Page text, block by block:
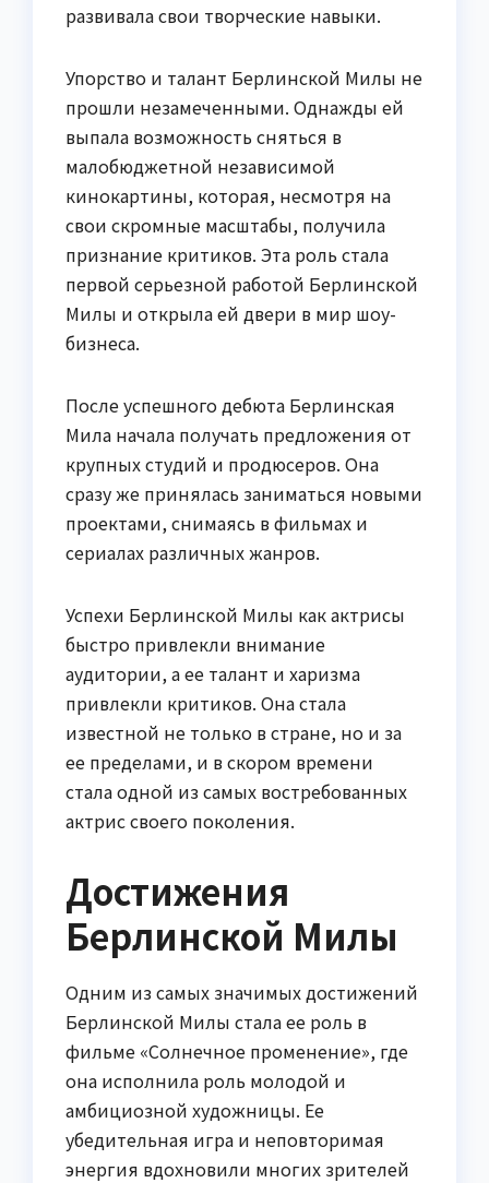
развивала свои творческие навыки.
Упорство и талант Берлинской Милы не
прошли незамеченными. Однажды ей
выпала возможность сняться в
малобюджетной независимой
кинокартины, которая, несмотря на
свои скромные масштабы, получила
признание критиков. Эта роль стала
первой серьезной работой Берлинской
Милы и открыла ей двери в мир шоу-
бизнеса.
После успешного дебюта Берлинская
Мила начала получать предложения от
крупных студий и продюсеров. Она
сразу же принялась заниматься новыми
проектами, снимаясь в фильмах и
сериалах различных жанров.
Успехи Берлинской Милы как актрисы
быстро привлекли внимание
аудитории, а ее талант и харизма
привлекли критиков. Она стала
известной не только в стране, но и за
ее пределами, и в скором времени
стала одной из самых востребованных
актрис своего поколения.
Достижения
Берлинской Милы
Одним из самых значимых достижений
Берлинской Милы стала ее роль в
фильме «Солнечное променение», где
она исполнила роль молодой и
амбициозной художницы. Ее
убедительная игра и неповторимая
энергия вдохновили многих зрителей